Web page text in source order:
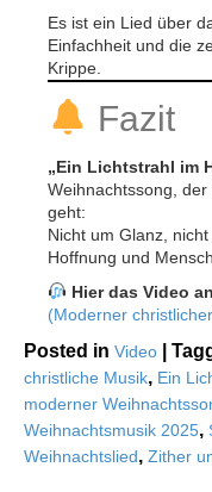
Es ist ein Lied über
Einfachheit und die
Krippe.
Fazit
„Ein Lichtstrahl im
Weihnachtssong,
geht:
Nicht um Glanz,
Hoffnung und
Hier das Video
(Moderner
Posted in Video
christliche Musik, Ein
moderner
Weihnachtsmusik 2025,
Weihnachtslied, Zither